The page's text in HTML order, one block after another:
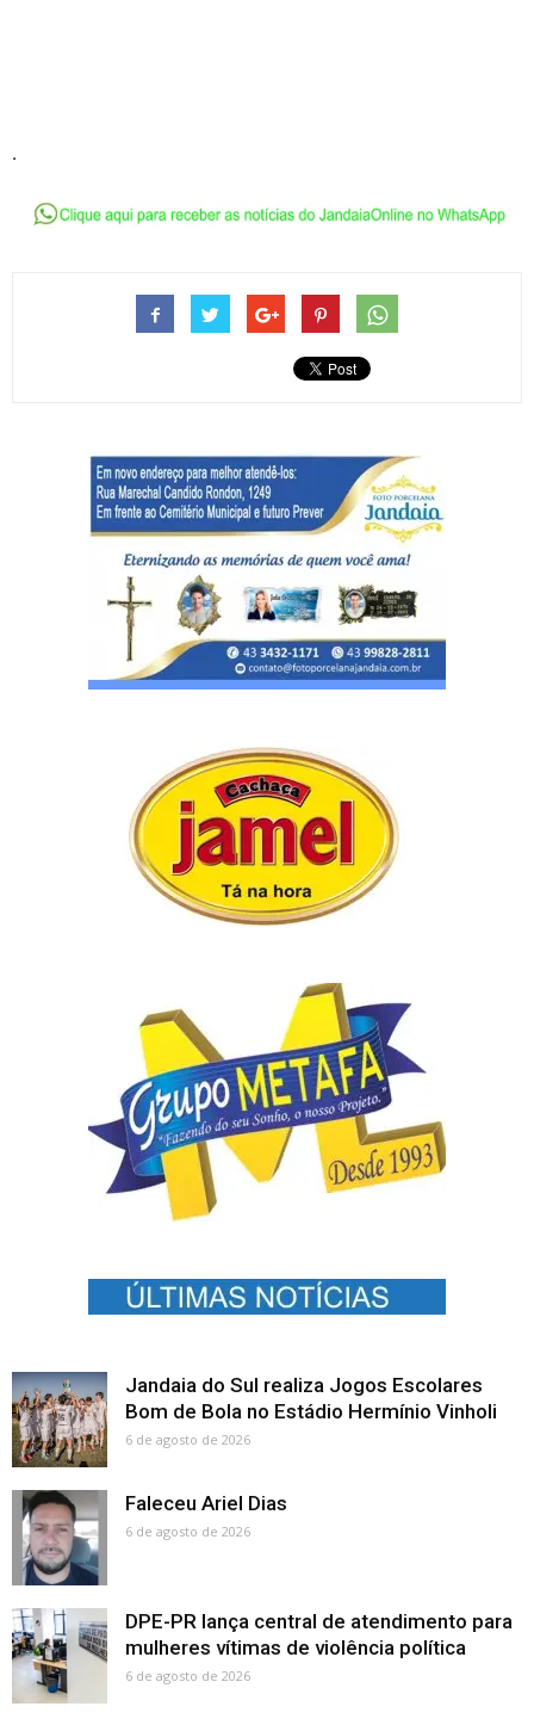
.
Jandaia do Sul realiza Jogos Escolares
Bom de Bola no Estádio Hermínio Vinholi
6 de agosto de 2026
Faleceu Ariel Dias
6 de agosto de 2026
DPE-PR lança central de atendimento para
mulheres vítimas de violência política
6 de agosto de 2026